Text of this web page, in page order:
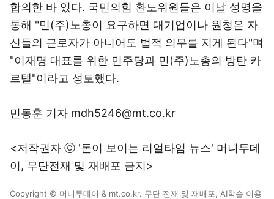
합의한 바 있다. 국민의힘 환노위원들은 이날 성명을
통해 "민(주)노총이 요구하면 대기업이나 원청은 자
신들의 근로자가 아니어도 법적 의무를 지게 된다"며
"이재명 대표를 위한 민주당과 민(주)노총의 방탄 카
르텔"이라고 성토했다.
민동훈 기자 mdh5246@mt.co.kr
<저작권자 ⓒ '돈이 보이는 리얼타임 뉴스' 머니투데
이, 무단전재 및 재배포 금지>
Copyright © 머니투데이 & mt.co.kr. 무단 전재 및 재배포, AI학습 이용